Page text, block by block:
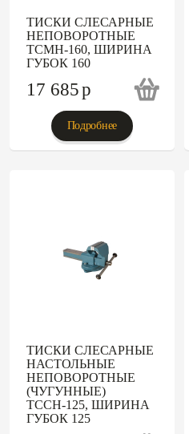
ТИСКИ СЛЕСАРНЫЕ
НЕПОВОРОТНЫЕ
ТСМН-160, ШИРИНА
ГУБОК 160
17 685p
Подробнее
ТИСКИ СЛЕСАРНЫЕ
НАСТОЛЬНЫЕ
НЕПОВОРОТНЫЕ
(ЧУГУННЫЕ)
ТССН-125, ШИРИНА
ГУБОК 125